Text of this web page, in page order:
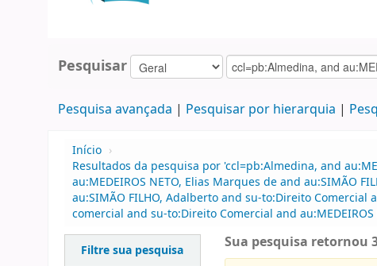
Pesquisar
Pesquisa avançada Pesquisar por hierarquia
Início ›
Resultados da pesquisa por 'ccl=pb:Almedina, and
au:MEDEIROS NETO, Elias Marques de and au:SIMÃO
au:SIMÃO FILHO, Adalberto and su-to:Direito
comercial and su-to:Direito Comercial and
Filtre sua pesquisa
Sua pesquisa retornou